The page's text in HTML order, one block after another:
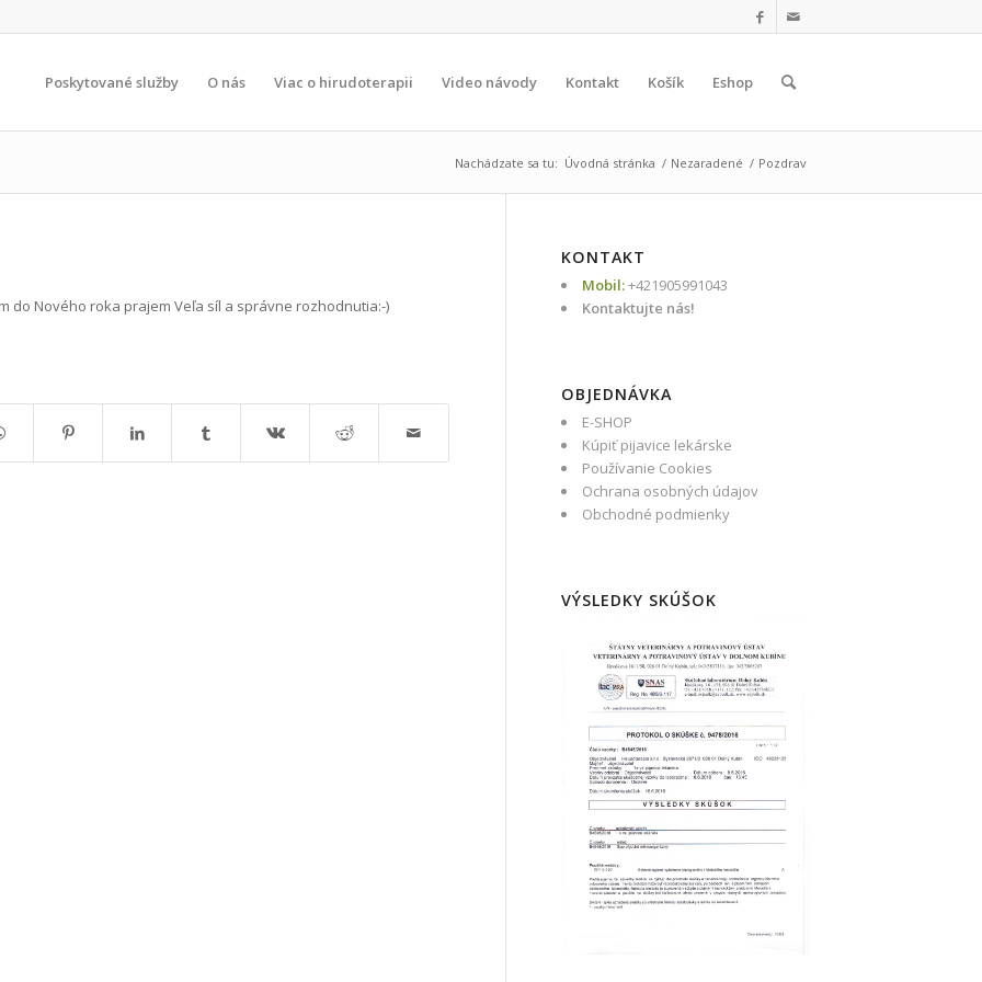
Poskytované služby O nás Viac o hirudoterapii Video návody Kontakt Košík Eshop
Nachádzate sa tu: Úvodná stránka / Nezaradené / Pozdrav
do Nového roka prajem Veľa síl a správne rozhodnutia:-)
KONTAKT
Mobil:+421905991043
Kontaktujte nás!
OBJEDNÁVKA
E-SHOP
Kúpiť pijavice lekárske
Používanie Cookies
Ochrana osobných údajov
Obchodné podmienky
VÝSLEDKY SKÚŠOK